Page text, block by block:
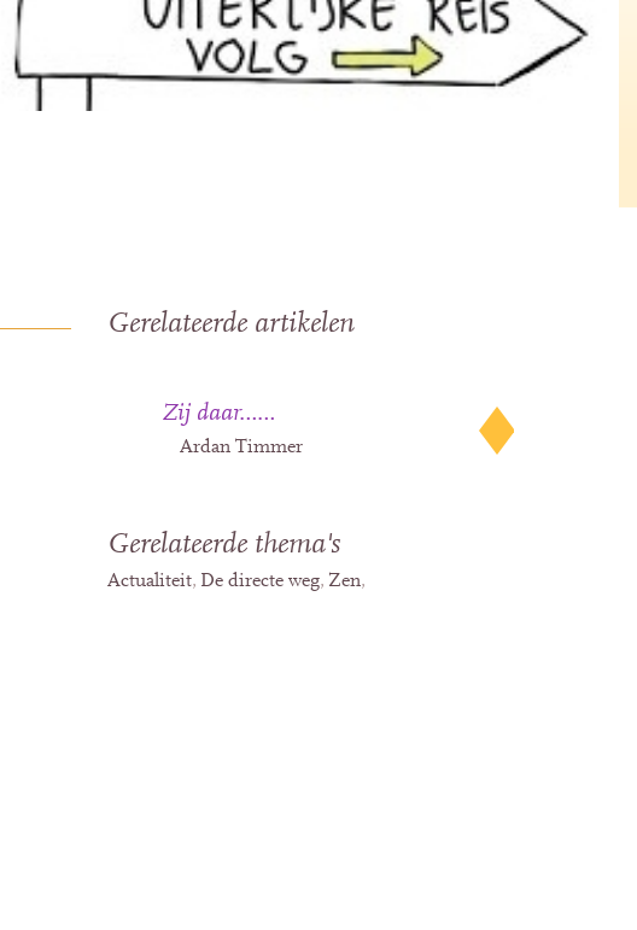
Gerelateerde artikelen
Zij daar……
Ardan Timmer
Gerelateerde thema's
Actualiteit De directe weg Zen